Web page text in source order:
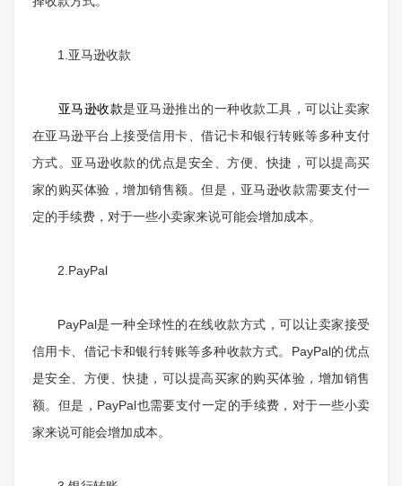
1. 亚马逊收款
亚马逊收款是亚马逊推出的一种收款工具，可以让卖家
在亚马逊平台上接受信用卡、借记卡和银行转账等多种支付
方式。亚马逊收款的优点是安全、方便、快捷，可以提高买
家的购买体验，增加销售额。但是，亚马逊收款需要支付一
定的手续费，对于一些小卖家来说可能会增加成本。
2.PayPal
PayPal是一种全球性的在线收款方式，可以让卖家接受
信用卡、借记卡和银行转账等多种收款方式。 PayPal的优点
是安全、方便、快捷，可以提高买家的购买体验，增加销售
额。但是， PayPal也需要支付一定的手续费，对于一些小卖
家来说可能会增加成本。